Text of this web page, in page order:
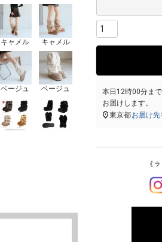
キャメル キャメル
ベージュ ベージュ 本日 12時00分ま
お届けします。
東京都お届け